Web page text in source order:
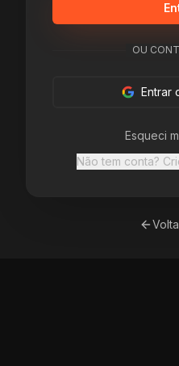
OU
Entrar
Esqueci
Não tem conta?